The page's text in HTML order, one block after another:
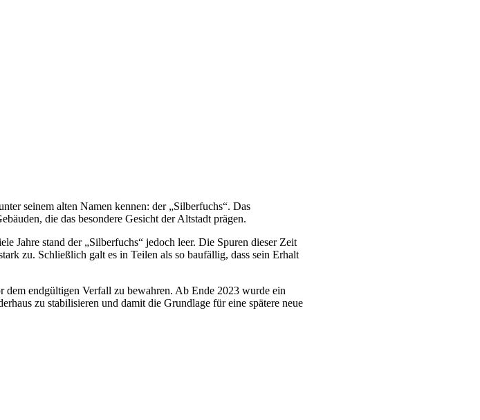
seinem alten Namen kennen: der „Silberfuchs“. Das
die das besondere Gesicht der Altstadt prägen.
Jahre stand der „Silberfuchs“ jedoch leer. Die Spuren dieser Zeit
zu. Schließlich galt es in Teilen als so baufällig, dass sein Erhalt
dem endgültigen Verfall zu bewahren. Ab Ende 2023wurde ein
zu stabilisieren und damit die Grundlage für eine spätere neue